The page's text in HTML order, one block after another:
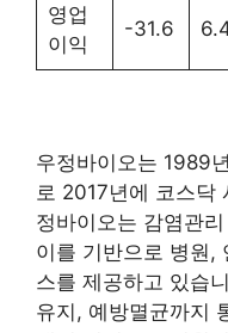
영업
이익
-31.6
우정바이오는 1989
로 2017년에 코스닥
정바이오는 감염관
이를 기반으로 병원,
스를 제공하고 있습
유지, 예방멸균까지